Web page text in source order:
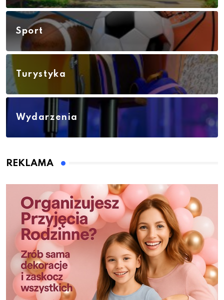
Sport
Turystyka
Wydarzenia
REKLAMA